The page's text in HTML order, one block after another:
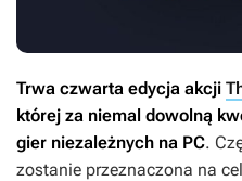
Trwa czwarta edycja akcji
której za niemal dowolną
gier niezależnych na PC.
zostanie przeznaczona na